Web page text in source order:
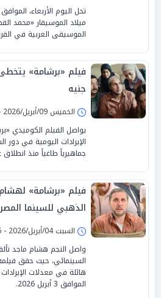
ميلاد الموسيقار «محمد
الموسيقى العربية في
جنيه
الخميس 09/أبريل/2026 - 01:54 م
يواصل الفيلم الكوميدي
الإيرادات اليومية في دور
جماهيرياً طاغياً منذ انطلاق
فيلم «برشامة»
الذهبي للسينما
السبت 04/أبريل/2026 - 05:16 م
واصل النجم هشام ماجد
السينمائي، حيث حقق
هائلة في معدلات
الموافق 3 أبريل 2026.